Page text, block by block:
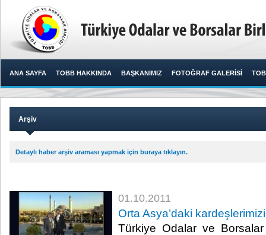
ANA SAYFA TOBB HAKKINDA BAŞKANIMIZ FOTOĞRAF GALERİSİ
Arşiv
Detaylı haber arşiv araması yapmak için buraya tıklayın.
01.10.2011
Orta Asya’daki
Türkiye Odalar ve